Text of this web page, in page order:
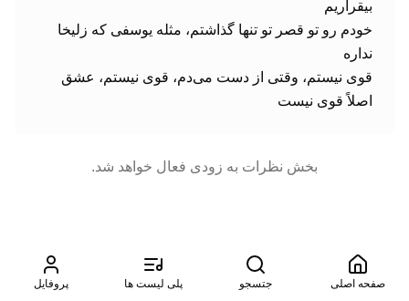
اصلاً قوی نیست
بخش نظرات به زودی فعال خواهد شد.
صفحه اصلی جتسجو پلی لیست ها پروفایل